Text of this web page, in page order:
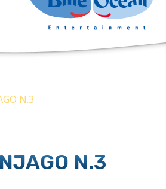
N.3
N.3